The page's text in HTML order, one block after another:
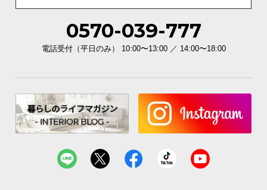
0570-039-777
電話受付（平日のみ） 10:00〜13:00 ／ 14:00〜18:00